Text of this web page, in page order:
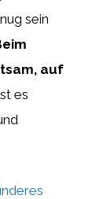
sein
auf
es